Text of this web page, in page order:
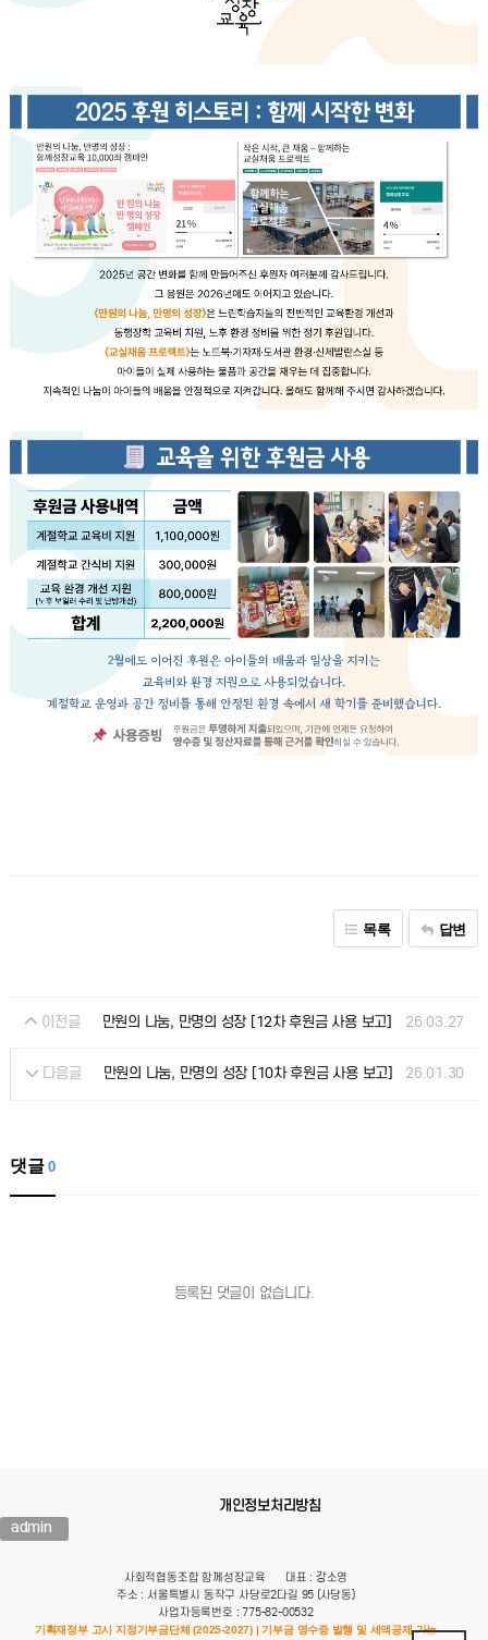
목록 답변
이전글 만원의 나눔, 만명의 성장 [12차 후원금 사용 보고] 26.03.27
다음글 만원의 나눔, 만명의 성장 [10차 후원금 사용 보고] 26.01.30
댓글0
등록된 댓글이 없습니다.
개인정보처리방침
admin
사회적협동조합 함께성장교육
대표 : 강소영
주소 : 서울특별시 동작구 사당로2다길 95 (사당동)
사업자등록번호 : 775-82-00532
기획재정부 고시 지정기부금단체 (2025-2027) | 기부금 영수증 발행 및 세액공제 가능